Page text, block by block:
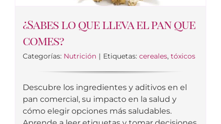
¿Sabes lo que lleva el pan que
comes?
Categorías: Nutrición | Etiquetas: cereales, tóxicos
Descubre los ingredientes y aditivos en el
pan comercial, su impacto en la salud y
cómo elegir opciones más saludables.